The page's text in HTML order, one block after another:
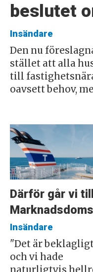
beslutet
Insändare
Den nu
stället att alla
till
oavsett behov,
Därför går vi till
Insändare
"Det är beklagligt
och vi hade